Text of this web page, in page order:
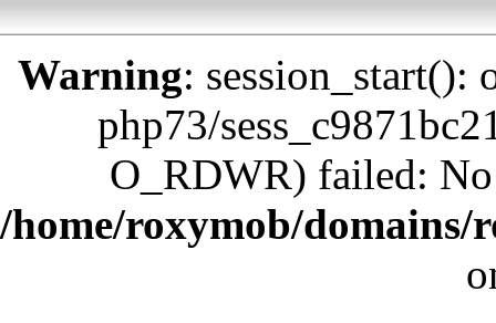
Warning: session_start():
php73/
O_RDWR) failed:
/home/roxymob/